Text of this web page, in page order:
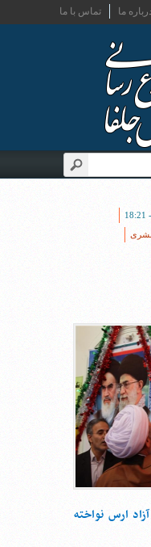
تماس با ما ما
ارس نواخته